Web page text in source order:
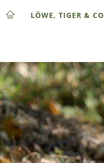
LÖWE, TIGER & CO